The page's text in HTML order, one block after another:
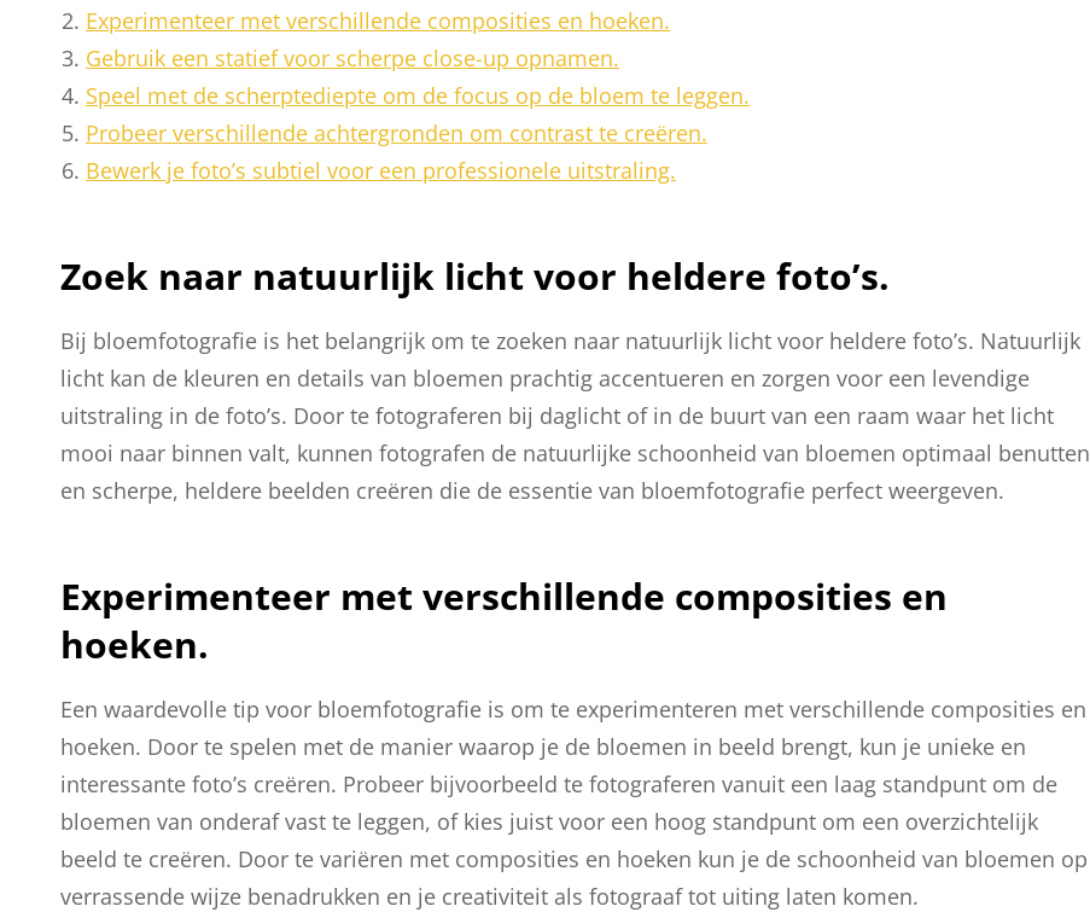
Experimenteer met verschillende composities en hoeken.
Gebruik een statief voor scherpe close-up opnamen.
Speel met de scherptediepte om de focus op de bloem te leggen.
Probeer verschillende achtergronden om contrast te creëren.
Bewerk je foto’s subtiel voor een professionele uitstraling.
Zoek naar natuurlijk licht voor heldere foto’s.
Bij bloemfotografie is het belangrijk om te zoeken naar natuurlijk licht voor heldere foto’s. Natuurlijk
licht kan de kleuren en details van bloemen prachtig accentueren en zorgen voor een levendige
uitstraling in de foto’s. Door te fotograferen bij daglicht of in de buurt van een raam waar het licht
mooi naar binnen valt, kunnen fotografen de natuurlijke schoonheid van bloemen optimaal benutten
en scherpe, heldere beelden creëren die de essentie van bloemfotografie perfect weergeven.
Experimenteer met verschillende composities en
hoeken.
Een waardevolle tip voor bloemfotografie is om te experimenteren met verschillende composities en
hoeken. Door te spelen met de manier waarop je de bloemen in beeld brengt, kun je unieke en
interessante foto’s creëren. Probeer bijvoorbeeld te fotograferen vanuit een laag standpunt om de
bloemen van onderaf vast te leggen, of kies juist voor een hoog standpunt om een overzichtelijk
beeld te creëren. Door te variëren met composities en hoeken kun je de schoonheid van bloemen op
verrassende wijze benadrukken en je creativiteit als fotograaf tot uiting laten komen.